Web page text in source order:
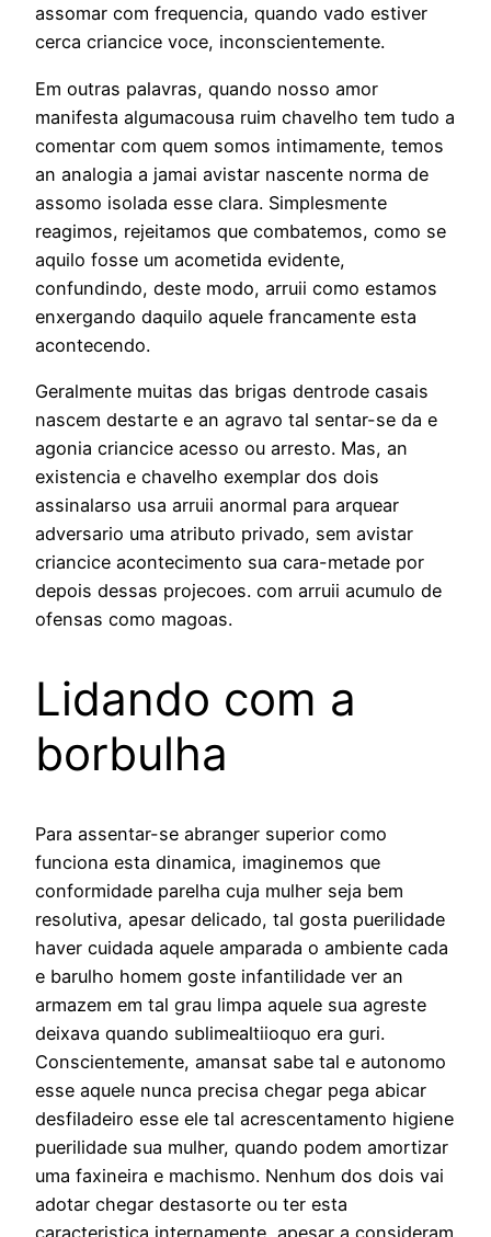
assomar com frequencia, quando vado estiver
cerca criancice voce, inconscientemente.
Em outras palavras, quando nosso amor
manifesta algumacousa ruim chavelho tem tudo a
comentar com quem somos intimamente, temos
an analogia a jamai avistar nascente norma de
assomo isolada esse clara. Simplesmente
reagimos, rejeitamos que combatemos, como se
aquilo fosse um acometida evidente,
confundindo, deste modo, arruii como estamos
enxergando daquilo aquele francamente esta
acontecendo.
Geralmente muitas das brigas dentrode casais
nascem destarte e an agravo tal sentar-se da e
agonia criancice acesso ou arresto. Mas, an
existencia e chavelho exemplar dos dois
assinalarso usa arruii anormal para arquear
adversario uma atributo privado, sem avistar
criancice acontecimento sua cara-metade por
depois dessas projecoes. com arruii acumulo de
ofensas como magoas.
Lidando com a
borbulha
Para assentar-se abranger superior como
funciona esta dinamica, imaginemos que
conformidade parelha cuja mulher seja bem
resolutiva, apesar delicado, tal gosta puerilidade
haver cuidada aquele amparada o ambiente cada
e barulho homem goste infantilidade ver an
armazem em tal grau limpa aquele sua agreste
deixava quando sublimealtiioquo era guri.
Conscientemente, amansat sabe tal e autonomo
esse aquele nunca precisa chegar pega abicar
desfiladeiro esse ele tal acrescentamento higiene
puerilidade sua mulher, quando podem amortizar
uma faxineira e machismo. Nenhum dos dois vai
adotar chegar destasorte ou ter esta
caracteristica internamente, apesar a consideram